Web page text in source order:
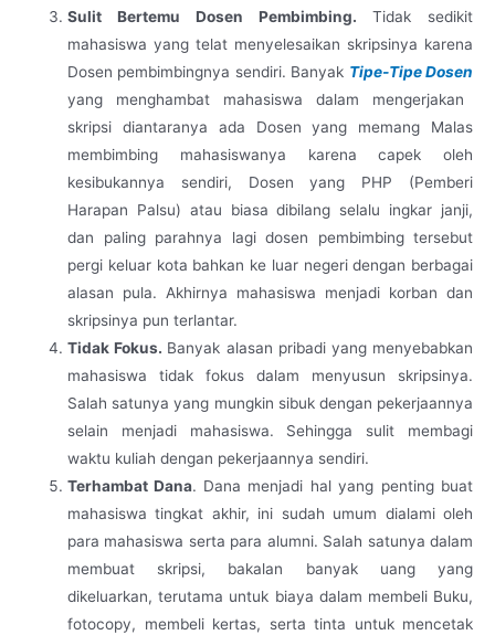
Sulit Bertemu Dosen Pembimbing.
Tidak sedikit
mahasiswa yang telat menyelesaikan skripsinya karena
Dosen pembimbingnya sendiri. Banyak Tipe-Tipe Dosen
yang menghambat mahasiswa dalam mengerjakan
skripsi diantaranya ada Dosen yang memang Malas
membimbing mahasiswanya karena capek oleh
kesibukannya sendiri, Dosen yang PHP (Pemberi
Harapan Palsu) atau biasa dibilang selalu ingkar janji,
dan paling parahnya lagi dosen pembimbing tersebut
pergi keluar kota bahkan ke luar negeri dengan berbagai
alasan pula. Akhirnya mahasiswa menjadi korban dan
skripsinya pun terlantar.
Tidak Fokus. Banyak alasan pribadi yang menyebabkan
mahasiswa tidak fokus dalam menyusun skripsinya.
Salah satunya yang mungkin sibuk dengan pekerjaannya
selain menjadi mahasiswa. Sehingga sulit membagi
waktu kuliah dengan pekerjaannya sendiri.
Terhambat Dana. Dana menjadi hal yang penting buat
mahasiswa tingkat akhir, ini sudah umum dialami oleh
para mahasiswa serta para alumni. Salah satunya dalam
membuat skripsi, bakalan banyak uang yang
dikeluarkan, terutama untuk biaya dalam membeli Buku,
fotocopy, membeli kertas, serta tinta untuk mencetak